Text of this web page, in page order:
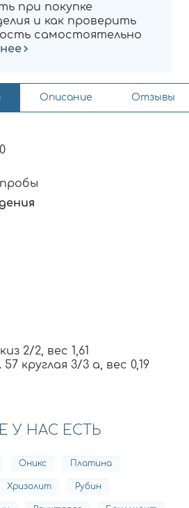
при покупке
и как проверить
самостоятельно
Описание Отзывы
2/2, вес 1,61
круглая 3/3 а, вес 0,19
У НАС ЕСТЬ
Оникс Платина
Хризолит Рубин